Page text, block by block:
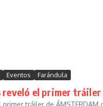
Eventos Farándula
el primer tráiler
tráiler de